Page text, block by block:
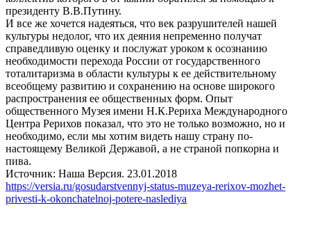
президенту В.В.Путину.
И все же хочется надеяться, что век разрушителей нашей
культуры недолог, что их деяния непременно получат
справедливую оценку и послужат уроком к осознанию
необходимости перехода России от государственного
тоталитаризма в области культуры к ее действительному
всеобщему развитию и сохранению на основе широкого
распространения ее общественных форм. Опыт
общественного Музея имени Н.К.Рериха Международного
Центра Рерихов показал, что это не только возможно, но и
необходимо, если мы хотим видеть нашу страну по-
настоящему Великой Державой, а не страной попкорна и
пива.
Источник: Наша Версия. 23.01.2018
https://versia.ru/gosudarstvennyj-status-muzeya-rerixov-mozhet-
privesti-k-okonchatelnoj-potere-naslediya